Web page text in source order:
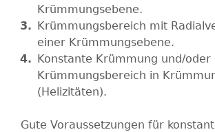
Krümmungsebene.
Krümmungsbereich mit
einer Krümmungsebene.
Konstante Krümmung und/oder
Krümmungsbereich in
(Helizitäten).
Gute Voraussetzungen für